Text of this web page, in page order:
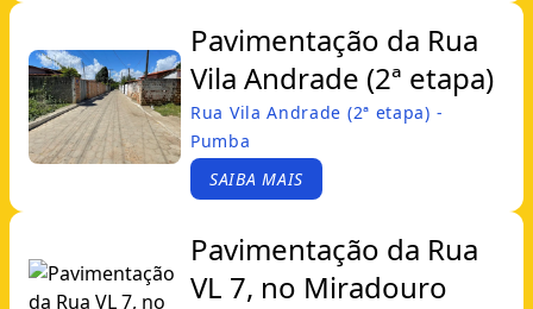
Pavimentação da Rua
Vila Andrade (2ª etapa)
Rua Vila Andrade (2ª etapa) -
Pumba
SAIBA MAIS
Pavimentação da Rua
VL 7, no Miradouro